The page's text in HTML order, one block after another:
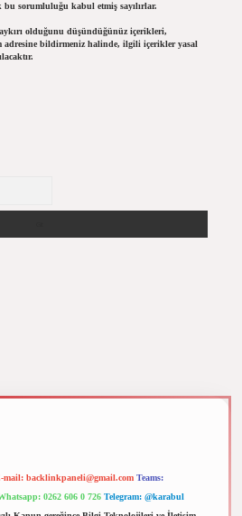
bu sorumluluğu kabul etmiş sayılırlar.
olduğunu düşündüğünüz içerikleri,
adresine bildirmeniz halinde, ilgili içerikler yasal
mail: backlinkpaneli@gmail.com Teams:
0262 606 0 726 Telegram: @karabul